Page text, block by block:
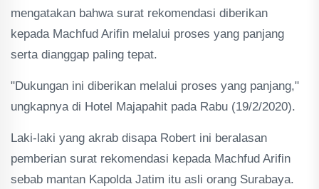
mengatakan bahwa surat rekomendasi diberikan
kepada Machfud Arifin melalui proses yang panjang
serta dianggap paling tepat.
"Dukungan ini diberikan melalui proses yang panjang,"
ungkapnya di Hotel Majapahit pada Rabu (19/2/2020).
Laki-laki yang akrab disapa Robert ini beralasan
pemberian surat rekomendasi kepada Machfud Arifin
sebab mantan Kapolda Jatim itu asli orang Surabaya.